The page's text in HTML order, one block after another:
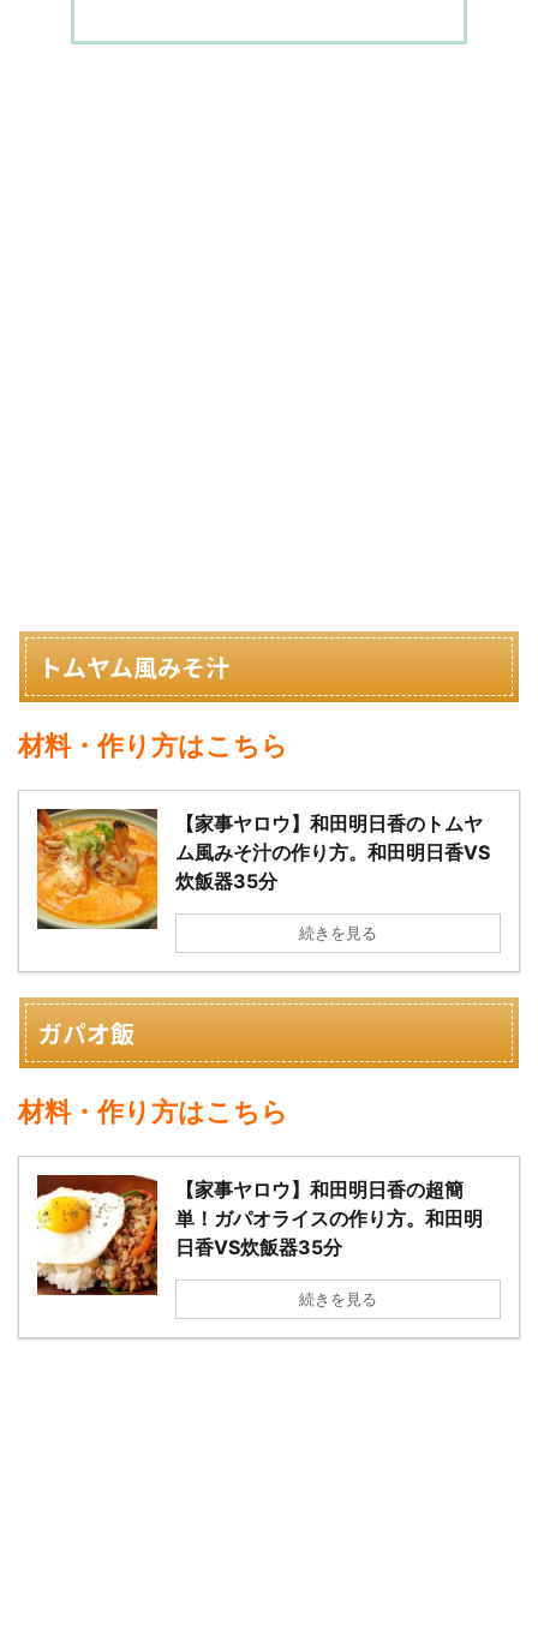
トムヤム風みそ汁
材料・作り方はこちら
【家事ヤロウ】和田明日香のトムヤ
ム風みそ汁の作り方。和田明日香VS
炊飯器35分
続きを見る
ガパオ飯
材料・作り方はこちら
【家事ヤロウ】和田明日香の超簡
単！ガパオライスの作り方。和田明
日香VS炊飯器35分
続きを見る